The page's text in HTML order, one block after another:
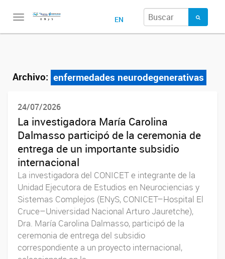
Toggle
EN
Archivo: enfermedades neurodegenerativas
24/07/2026
La investigadora María Carolina
Dalmasso participó de la ceremonia de
entrega de un importante subsidio
internacional
La investigadora del CONICET e integrante de la
Unidad Ejecutora de Estudios en Neurociencias y
Sistemas Complejos (ENyS, CONICET–Hospital El
Cruce–Universidad Nacional Arturo Jauretche),
Dra. María Carolina Dalmasso, participó de la
ceremonia de entrega del subsidio
correspondiente a un proyecto internacional,